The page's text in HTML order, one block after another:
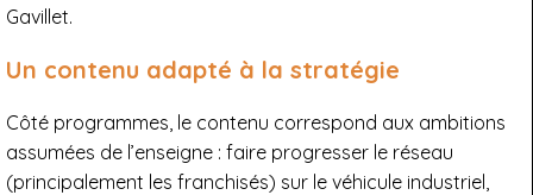
Gavillet.
Un contenu adapté à la stratégie
Côté programmes, le contenu correspond aux ambitions
assumées de l’enseigne : faire progresser le réseau
(principalement les franchisés) sur le véhicule industriel,